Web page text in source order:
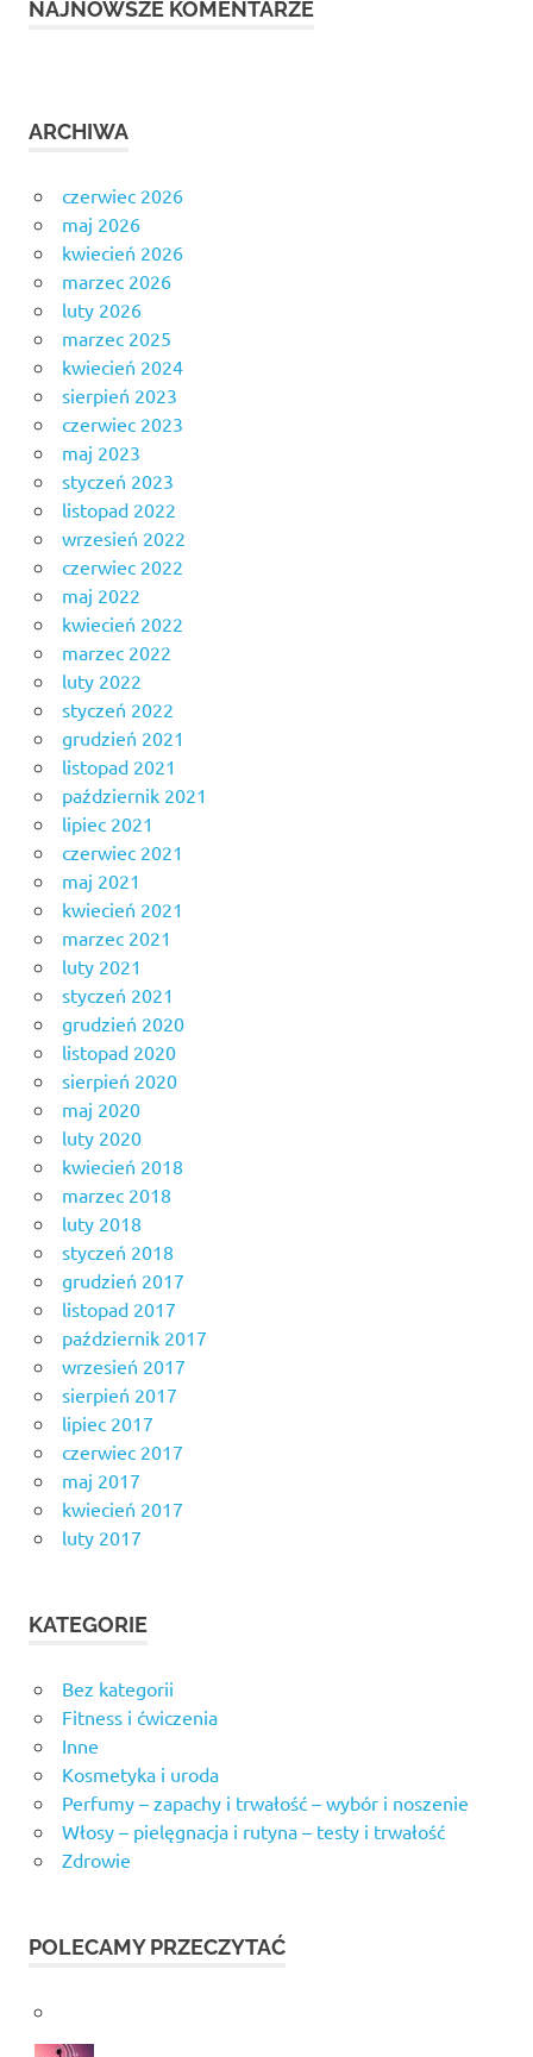
NAJNOWSZE KOMENTARZE
ARCHIWA
czerwiec 2026
maj 2026
kwiecień 2026
marzec 2026
luty 2026
marzec 2025
kwiecień 2024
sierpień 2023
czerwiec 2023
maj 2023
styczeń 2023
listopad 2022
wrzesień 2022
czerwiec 2022
maj 2022
kwiecień 2022
marzec 2022
luty 2022
styczeń 2022
grudzień 2021
listopad 2021
październik 2021
lipiec 2021
czerwiec 2021
maj 2021
kwiecień 2021
marzec 2021
luty 2021
styczeń 2021
grudzień 2020
listopad 2020
sierpień 2020
maj 2020
luty 2020
kwiecień 2018
marzec 2018
luty 2018
styczeń 2018
grudzień 2017
listopad 2017
październik 2017
wrzesień 2017
sierpień 2017
lipiec 2017
czerwiec 2017
maj 2017
kwiecień 2017
luty 2017
KATEGORIE
Bez kategorii
Fitness i ćwiczenia
Inne
Kosmetyka i uroda
Perfumy – zapachy i trwałość – wybór i noszenie
Włosy – pielęgnacja i rutyna – testy i trwałość
Zdrowie
POLECAMY PRZECZYTAĆ